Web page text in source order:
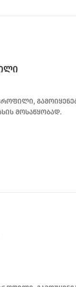
მოსაწყობად.